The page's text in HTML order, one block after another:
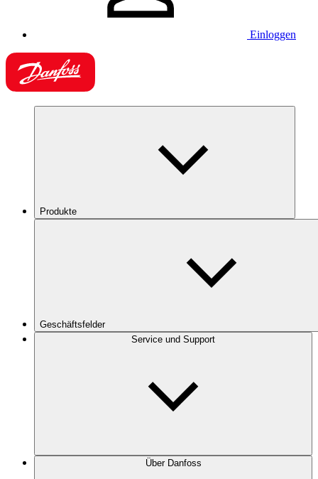
Einloggen
Produkte
Geschäftsfelder
Service und Support
Über Danfoss